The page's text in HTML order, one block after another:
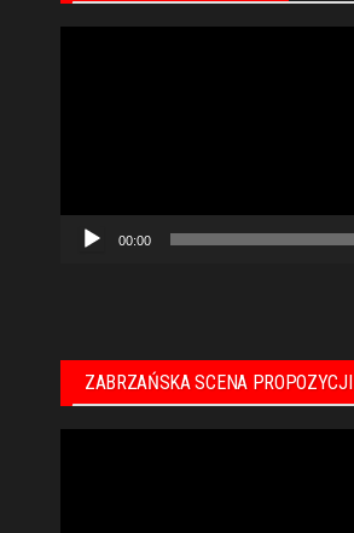
00:00
ZABRZAŃSKA SCENA PROPOZYCJI